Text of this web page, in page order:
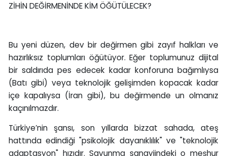
ZİHİN DEĞİRMENİNDE KİM ÖĞÜTÜLECEK?
Bu yeni düzen, dev bir değirmen gibi zayıf halkları ve
hazırlıksız toplumları öğütüyor. Eğer toplumunuz dijital
bir saldırıda pes edecek kadar konforuna bağımlıysa
(Batı gibi) veya teknolojik gelişimden kopacak kadar
içe kapalıysa (İran gibi), bu değirmende un olmanız
kaçınılmazdır.
Türkiye’nin şansı, son yıllarda bizzat sahada, ateş
hattında edindiği "psikolojik dayanıklılık" ve "teknolojik
adaptasyon" hızıdır. Savunma sanayiindeki o meşhur